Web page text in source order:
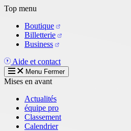
Aller
contenu
principal
Top menu
Boutique
Billetterie
Business
Aide et contact
Menu Fermer
Mises en avant
Actualités
équipe pro
Classement
Calendrier